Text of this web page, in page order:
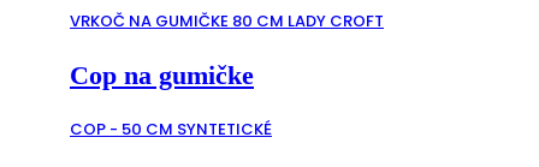
VRKOČ NA GUMIČKE 80 CM LADY CROFT
Cop na gumičke
COP - 50 CM SYNTETICKÉ